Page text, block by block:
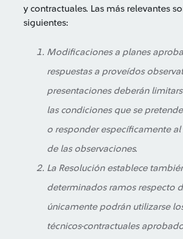
y contractuales. Las más relevantes
siguientes:
Modificaciones a planes
respuestas a proveídos
presentaciones deberán
las condiciones que se
o responder específicamente
de las observaciones.
La Resolución establece
determinados ramos respecto
únicamente podrán utilizarse
técnicos-contractuales